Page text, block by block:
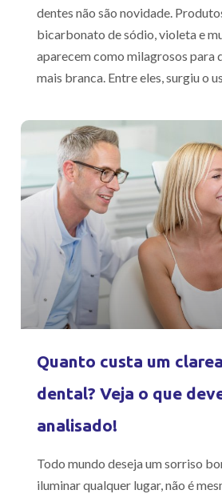
dentes não são novidade.
bicarbonato de sódio, violeta e
aparecem como milagrosos para
mais branca. Entre eles, surgiu o
Quanto custa um
dental? Veja o que
analisado!
Todo mundo deseja um sorriso
iluminar qualquer lugar, não é